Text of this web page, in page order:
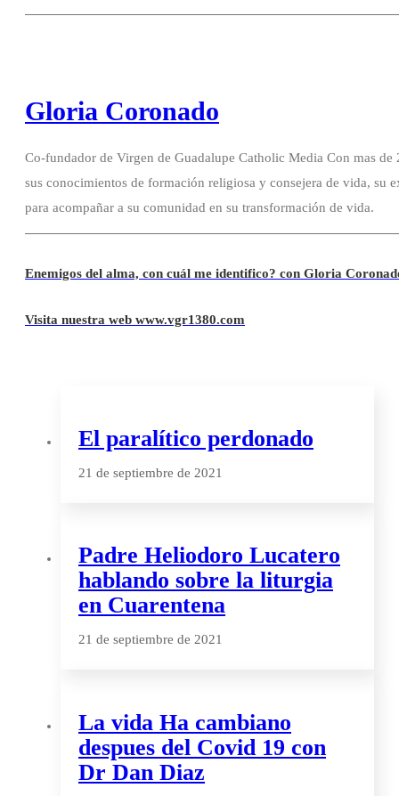
Gloria Coronado
Co-fundador de Virgen de Guadalupe Catholic Media Con mas
sus conocimientos de formación religiosa y consejera de vida, su
para acompañar a su comunidad en su transformación de vida.
Enemigos del alma, con cuál me identifico? con Gloria
Visita nuestra web www.vgr1380.com
El paralítico perdonado
21 de septiembre de 2021
Padre Heliodoro Lucatero
hablando sobre la liturgia
en Cuarentena
21 de septiembre de 2021
La vida Ha cambiano
despues del Covid 19 con
Dr Dan Diaz